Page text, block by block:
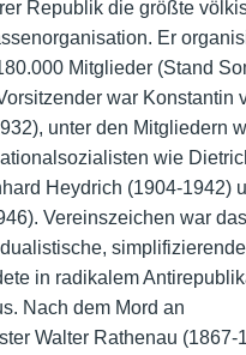
Republik die größte
Er
Mitglieder (Stand
war Konstantin
unter den Mitgliedern
wie
Heydrich (1904-1942)
Vereinszeichen war das
in radikalem
Nach dem Mord an
Walter Rathenau (1867-